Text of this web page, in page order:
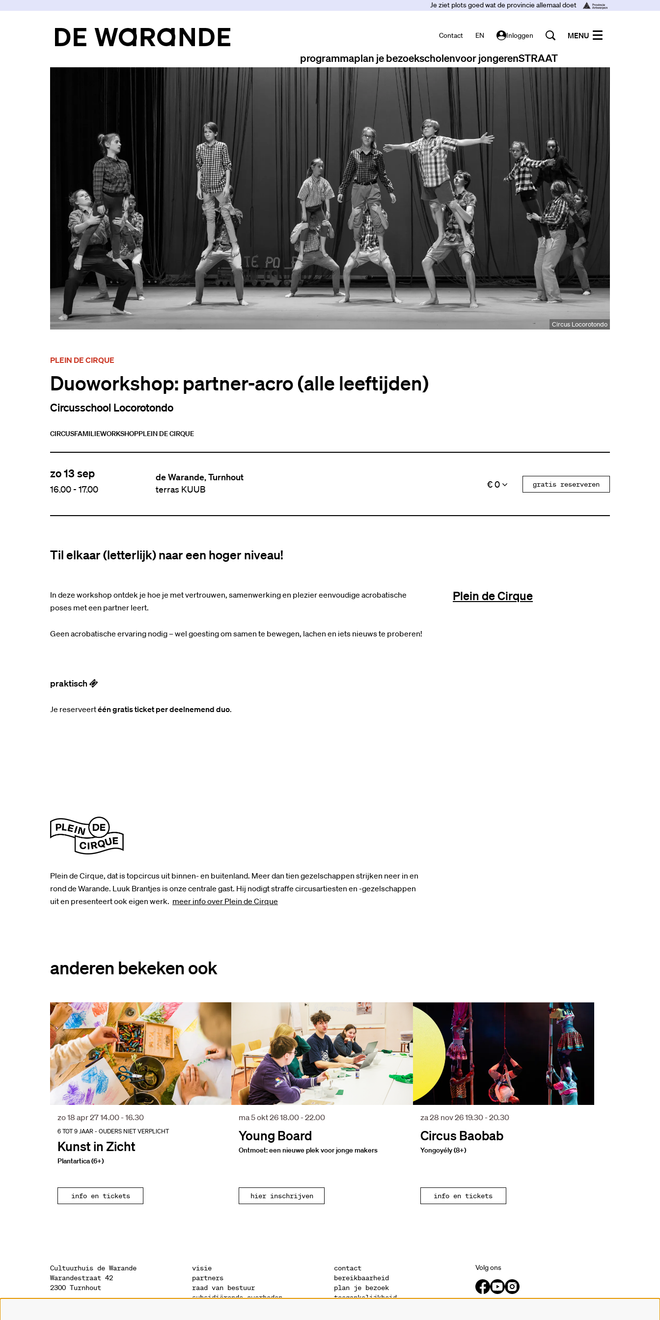
Je ziet plots goed wat de provincie allemaal doet
Contact EN Inloggen
programmaplan je bezoekscholenvoor jongerenSTRAAT
MENU
Circus Locorotondo
Duoworkshop: partner-acro (alle leeftijden)
Circusschool Locorotondo
PLEIN DE CIRQUE
CIRCUSFAMILIEWORKSHOPPLEIN DE CIRQUE
zo 13 sep
16.00 - 17.00
de Warande, Turnhout
terras KUUB
€ 0 gratis reserveren
Til elkaar (letterlijk) naar een hoger niveau!
In deze workshop ontdek je hoe je met vertrouwen, samenwerking en plezier eenvoudige acrobatische
poses met een partner leert.
Geen acrobatische ervaring nodig – wel goesting om samen te bewegen, lachen en iets nieuws te proberen!
praktisch
Je reserveertéén gratis ticket per deelnemend duo.
Plein de Cirque
Plein de Cirque, dat is topcircus uit binnen- en buitenland. Meer dan tien gezelschappen strijken neer in en
rond de Warande. Luuk Brantjes is onze centrale gast. Hij nodigt straffe circusartiesten en -gezelschappen
uit en presenteert ook eigen werk. meer info over Plein de Cirque
anderen bekeken ook
Kunst in Zicht
Plantartica (6+)
6 TOT 9 JAAR - OUDERS NIET VERPLICHT
zo 18 apr 2714.00 - 16.30
info en tickets
Young Board
Ontmoet: een nieuwe plek voor jonge makers
ma 5 okt 2618.00 - 22.00
hier inschrijven
Circus Baobab
Yongoyély (8+)
za 28 nov 2619.30 - 20.30
info en tickets
Cultuurhuis de Warande
Warandestraat 42
2300 Turnhout
visie
partners
raad van bestuur
subsidiërende overheden
contact
bereikbaarheid
plan je bezoek
toegankelijkheid
Volg ons